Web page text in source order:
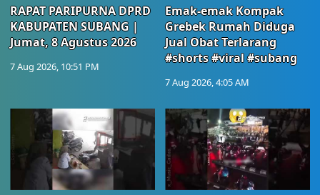
RAPAT PARIPURNA DPRD
KABUPATEN SUBANG |
Jumat, 8 Agustus 2026
7 Aug 2026, 10:51 PM
Emak-emak Kompak
Grebek Rumah Diduga
Jual Obat Terlarang
#shorts #viral #subang
7 Aug 2026, 4:05 AM